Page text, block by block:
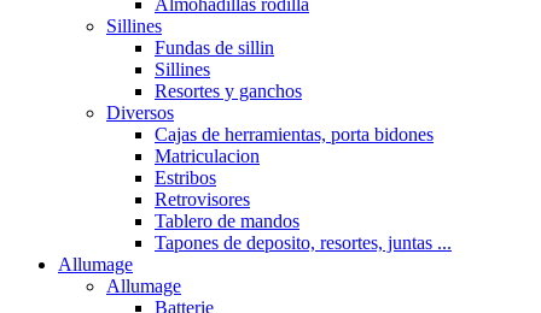
Almohadillas rodilla
Sillines
Fundas de sillin
Sillines
Resortes y ganchos
Diversos
Cajas de herramientas, porta bidones
Matriculacion
Estribos
Retrovisores
Tablero de mandos
Tapones de deposito, resortes, juntas ...
Allumage
Allumage
Batterie